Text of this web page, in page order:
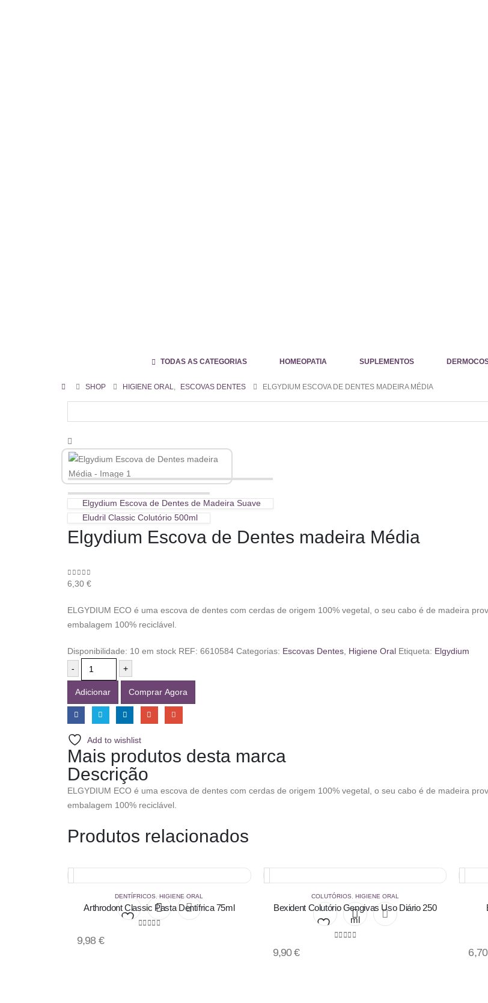
TODAS AS CATEGORIAS HOMEOPATIA SUPLEMENTOS
SHOP HIGIENE ORAL, ESCOVAS DENTES ELGYDIUM ESCOVA DE DENTES MADEIRA MÉDIA
Elgydium Escova de Dentes de Madeira Suave
Eludril Classic Colutório 500ml
Elgydium Escova de Dentes madeira Média
0 out of 5
6,30 €
ELGYDIUM ECO é uma escova de dentes com cerdas de origem 100% vegetal, o seu cabo é de madeira
embalagem 100% reciclável.
Disponibilidade: 10 em stock REF: 6610584 Categorias: Escovas Dentes Higiene Oral Etiqueta: Elgydium
-
+
Adicionar Comprar Agora
Add to wishlist
Mais produtos desta marca
Descrição
ELGYDIUM ECO é uma escova de dentes com cerdas de origem 100% vegetal, o seu cabo é de madeira
embalagem 100% reciclável.
Produtos relacionados
DENTÍFRICOS ,HIGIENE ORAL
Arthrodont Classic Pasta Dentífrica 75ml
9,98 €
COLUTÓRIOS HIGIENE ORAL
Bexident Colutório Gengivas Uso Diário 250
ml
9,90€ 6,70